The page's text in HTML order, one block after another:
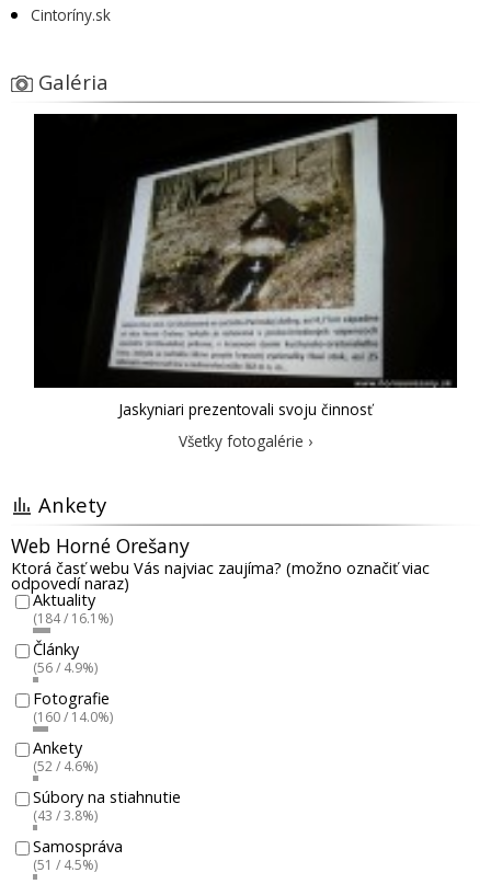
Cintoríny.sk
Galéria
Jaskyniari prezentovali svoju činnosť
Všetky fotogalérie ›
Ankety
Web Horné Orešany
Ktorá časť webu Vás najviac zaujíma? (možno označiť viac
odpovedí naraz)
Aktuality
(184 / 16.1%)
Články
(56 / 4.9%)
Fotografie
(160 / 14.0%)
Ankety
(52 / 4.6%)
Súbory na stiahnutie
(43 / 3.8%)
Samospráva
(51 / 4.5%)